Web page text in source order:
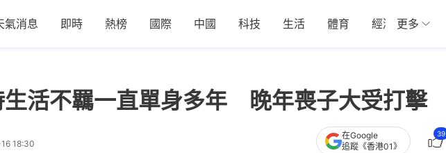
氣消息 即時 熱榜 國際 中國 科技 生活 體育 經濟 01深圳
更多
生活不羈一直單身多年 晚年喪子大受打擊
18:30
在Google
追蹤《香港01》
39